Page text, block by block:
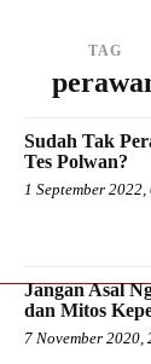
TAG
Sudah Tak
Tes Polwan?
1 September
Jangan Asal
dan Mitos
7 November 2020,